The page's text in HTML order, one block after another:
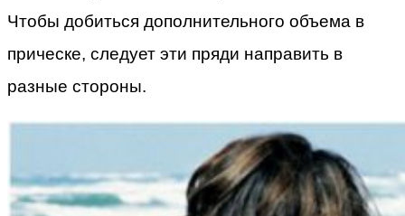
Чтобы добиться дополнительного объема в
прическе, следует эти пряди направить в
разные стороны.